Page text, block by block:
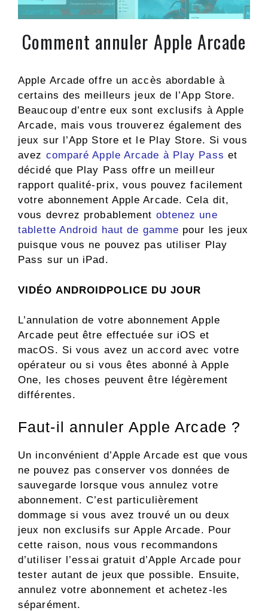
Comment annuler Apple Arcade
Apple Arcade offre un accès abordable à
certains des meilleurs jeux de l’App Store.
Beaucoup d’entre eux sont exclusifs à Apple
Arcade, mais vous trouverez également des
jeux sur l’App Store et le Play Store. Si vous
avez comparé Apple Arcade à Play Pass et
décidé que Play Pass offre un meilleur
rapport qualité-prix, vous pouvez facilement
votre abonnement Apple Arcade. Cela dit,
vous devrez probablement obtenez une
tablette Android haut de gamme pour les jeux
puisque vous ne pouvez pas utiliser Play
Pass sur un iPad.
VIDÉO ANDROIDPOLICE DU JOUR
L’annulation de votre abonnement Apple
Arcade peut être effectuée sur iOS et
macOS. Si vous avez un accord avec votre
opérateur ou si vous êtes abonné à Apple
One, les choses peuvent être légèrement
différentes.
Faut-il annuler Apple Arcade ?
Un inconvénient d’Apple Arcade est que vous
ne pouvez pas conserver vos données de
sauvegarde lorsque vous annulez votre
abonnement. C’est particulièrement
dommage si vous avez trouvé un ou deux
jeux non exclusifs sur Apple Arcade. Pour
cette raison, nous vous recommandons
d’utiliser l’essai gratuit d’Apple Arcade pour
tester autant de jeux que possible. Ensuite,
annulez votre abonnement et achetez-les
séparément.